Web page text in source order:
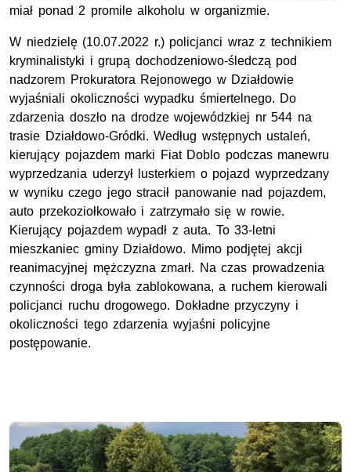
miał ponad 2 promile alkoholu w organizmie.
W niedzielę (10.07.2022 r.) policjanci wraz z technikiem
kryminalistyki i grupą dochodzeniowo-śledczą pod
nadzorem Prokuratora Rejonowego w Działdowie
wyjaśniali okoliczności wypadku śmiertelnego. Do
zdarzenia doszło na drodze wojewódzkiej nr 544 na
trasie Działdowo-Gródki. Według wstępnych ustaleń,
kierujący pojazdem marki Fiat Doblo podczas manewru
wyprzedzania uderzył lusterkiem o pojazd wyprzedzany
w wyniku czego jego stracił panowanie nad pojazdem,
auto przekoziołkowało i zatrzymało się w rowie.
Kierujący pojazdem wypadł z auta. To 33-letni
mieszkaniec gminy Działdowo. Mimo podjętej akcji
reanimacyjnej mężczyzna zmarł. Na czas prowadzenia
czynności droga była zablokowana, a ruchem kierowali
policjanci ruchu drogowego. Dokładne przyczyny i
okoliczności tego zdarzenia wyjaśni policyjne
postępowanie.